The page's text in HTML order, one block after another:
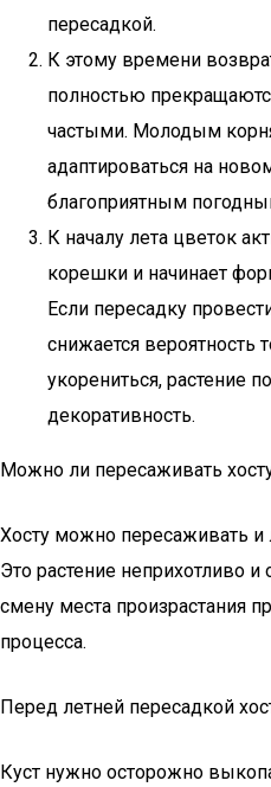
пересадкой.
К этому времени
полностью
частыми. Молодым
адаптироваться на
благоприятным
К началу лета цветок
корешки и начинает
Если пересадку
снижается вероятность
укорениться, растение
декоративность.
Можно ли пересаживать
Хосту можно пересаживать и
Это растение неприхотливо
смену места произрастания
процесса.
Перед летней пересадкой
Куст нужно осторожно